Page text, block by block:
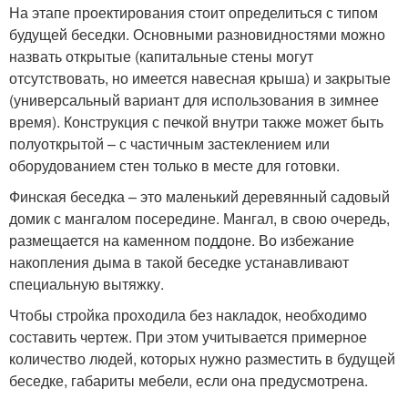
На этапе проектирования стоит определиться с типом
будущей беседки. Основными разновидностями можно
назвать открытые (капитальные стены могут
отсутствовать, но имеется навесная крыша) и закрытые
(универсальный вариант для использования в зимнее
время). Конструкция с печкой внутри также может быть
полуоткрытой – с частичным застеклением или
оборудованием стен только в месте для готовки.
Финская беседка – это маленький деревянный садовый
домик с мангалом посередине. Мангал, в свою очередь,
размещается на каменном поддоне. Во избежание
накопления дыма в такой беседке устанавливают
специальную вытяжку.
Чтобы стройка проходила без накладок, необходимо
составить чертеж. При этом учитывается примерное
количество людей, которых нужно разместить в будущей
беседке, габариты мебели, если она предусмотрена.